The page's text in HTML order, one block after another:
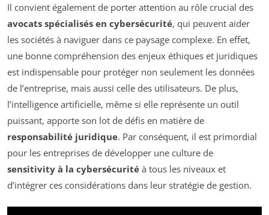
Il convient également de porter attention au rôle crucial des
avocats spécialisés en cybersécurité, qui peuvent aider
les sociétés à naviguer dans ce paysage complexe. En effet,
une bonne compréhension des enjeux éthiques et juridiques
est indispensable pour protéger non seulement les données
de l’entreprise, mais aussi celle des utilisateurs. De plus,
l’intelligence artificielle, même si elle représente un outil
puissant, apporte son lot de défis en matière de
responsabilité juridique. Par conséquent, il est primordial
pour les entreprises de développer une culture de
sensitivity à la cybersécurité à tous les niveaux et
d’intégrer ces considérations dans leur stratégie de gestion.